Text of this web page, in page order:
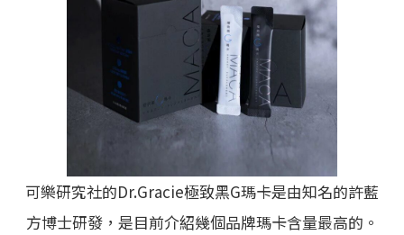
可樂研究社的Dr.Gracie極致黑G瑪卡是由知名的許藍
方博士研發，是目前介紹幾個品牌瑪卡含量最高的。